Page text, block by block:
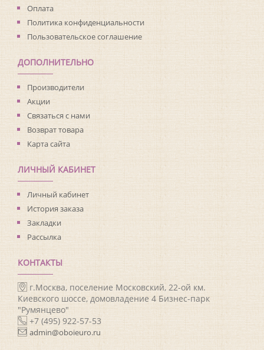
Оплата
Политика конфиденциальности
Пользовательское соглашение
ДОПОЛНИТЕЛЬНО
Производители
Акции
Связаться с нами
Возврат товара
Карта сайта
ЛИЧНЫЙ КАБИНЕТ
Личный кабинет
История заказа
Закладки
Рассылка
КОНТАКТЫ
г.Москва, поселение Московский, 22-ой км.
Киевского шоссе, домовладение 4 Бизнес-парк
"Румянцево"
+7 (495) 922-57-53
admin@oboieuro.ru